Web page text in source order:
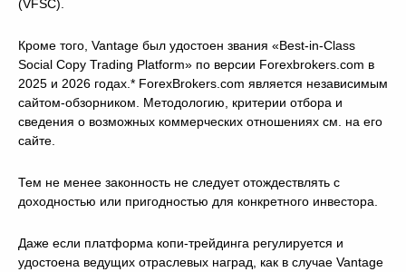
(VFSC).
Кроме того, Vantage был удостоен звания «Best-in-Class
Social Copy Trading Platform» по версии Forexbrokers.com в
2025 и 2026 годах.* ForexBrokers.com является независимым
сайтом-обзорником. Методологию, критерии отбора и
сведения о возможных коммерческих отношениях см. на его
сайте.
Тем не менее законность не следует отождествлять с
доходностью или пригодностью для конкретного инвестора.
Даже если платформа копи-трейдинга регулируется и
удостоена ведущих отраслевых наград, как в случае Vantage